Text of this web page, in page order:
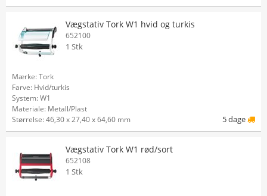
Vægstativ Tork W1 hvid og turkis
652100
1 Stk
Mærke: Tork
Farve: Hvid/turkis
System: W1
Materiale: Metall/Plast
Størrelse: 46,30 x 27,40 x 64,60 mm
5 dage
Vægstativ Tork W1 rød/sort
652108
1 Stk